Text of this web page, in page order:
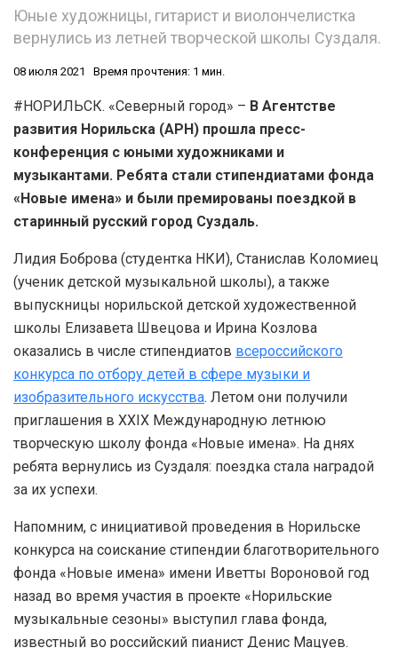
Юные художницы, гитарист и виолончелистка
вернулись из летней творческой школы Суздаля.
08 июля 2021 Время прочтения: 1 мин.
#НОРИЛЬСК. «Северный город» – В Агентстве
развития Норильска (АРН) прошла пресс-
конференция с юными художниками и
музыкантами. Ребята стали стипендиатами фонда
«Новые имена» и были премированы поездкой в
старинный русский город Суздаль.
Лидия Боброва (студентка НКИ), Станислав Коломиец
(ученик детской музыкальной школы), а также
выпускницы норильской детской художественной
школы Елизавета Швецова и Ирина Козлова
оказались в числе стипендиатов всероссийского
конкурса по отбору детей в сфере музыки и
изобразительного искусства. Летом они получили
приглашения в XXIX Международную летнюю
творческую школу фонда «Новые имена». На днях
ребята вернулись из Суздаля: поездка стала наградой
за их успехи.
Напомним, с инициативой проведения в Норильске
конкурса на соискание стипендии благотворительного
фонда «Новые имена» имени Иветты Вороновой год
назад во время участия в проекте «Норильские
музыкальные сезоны» выступил глава фонда,
известный во российский пианист Денис Мацуев.